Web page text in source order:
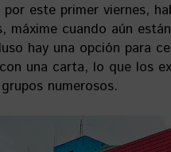
este primer viernes,
máxime cuando aún
hay una opción para
una carta, lo que los
numerosos.